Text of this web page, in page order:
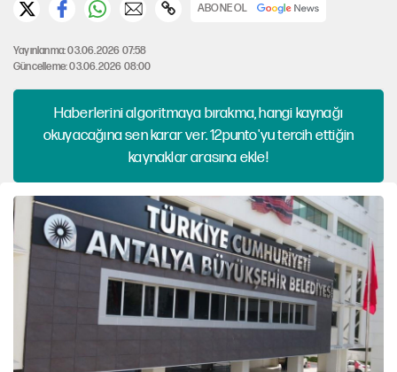
ABONE OL
Yayınlanma: 03.06.2026 07:58
Güncelleme: 03.06.2026 08:00
Haberlerini algoritmaya bırakma, hangi kaynağı
okuyacağına sen karar ver. 12punto'yu tercih ettiğin
kaynaklar arasına ekle!